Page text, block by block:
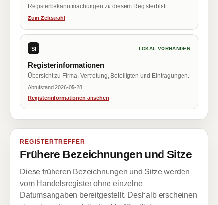
Registerbekanntmachungen zu diesem Registerblatt.
Zum Zeitstrahl
SI LOKAL VORHANDEN
Registerinformationen
Übersicht zu Firma, Vertretung, Beteiligten und Eintragungen.
Abrufstand 2026-05-28
Registerinformationen ansehen
REGISTERTREFFER
Frühere Bezeichnungen und Sitze
Diese früheren Bezeichnungen und Sitze werden
vom Handelsregister ohne einzelne
Datumsangaben bereitgestellt. Deshalb erscheinen